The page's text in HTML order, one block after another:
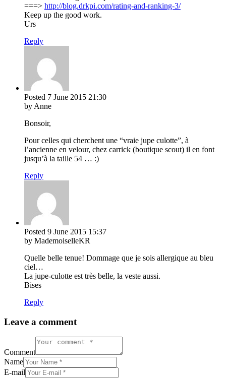
===> http://blog.drkpi.com/rating-and-ranking-3/
Keep up the good work.
Urs
Reply
Posted 7 June 2015 21:30
by Anne
Bonsoir,
Pour celles qui cherchent une “vraie jupe culotte”, à
l’ancienne en velour, chez carrick (boutique scout) il en font
jusqu’à la taille 54 … :)
Reply
Posted 9 June 2015 15:37
by MademoiselleKR
Quelle belle tenue! Dommage que je sois allergique au bleu
ciel…
La jupe-culotte est très belle, la veste aussi.
Bises
Reply
Leave a comment
Comment
Name
E-mail